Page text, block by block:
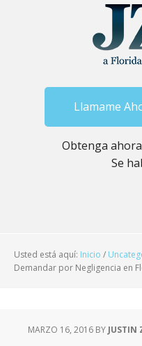
Llamame
Obtenga
Se
Usted está aquí: Inicio /
Demandar por Negligencia en
MARZO 16, 2016 BY JUSTIN